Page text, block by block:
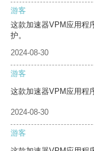
游客
这款加速器VPM应用程
护。
2024-08-30
游客
这款加速器VPM应用程
2024-08-30
游客